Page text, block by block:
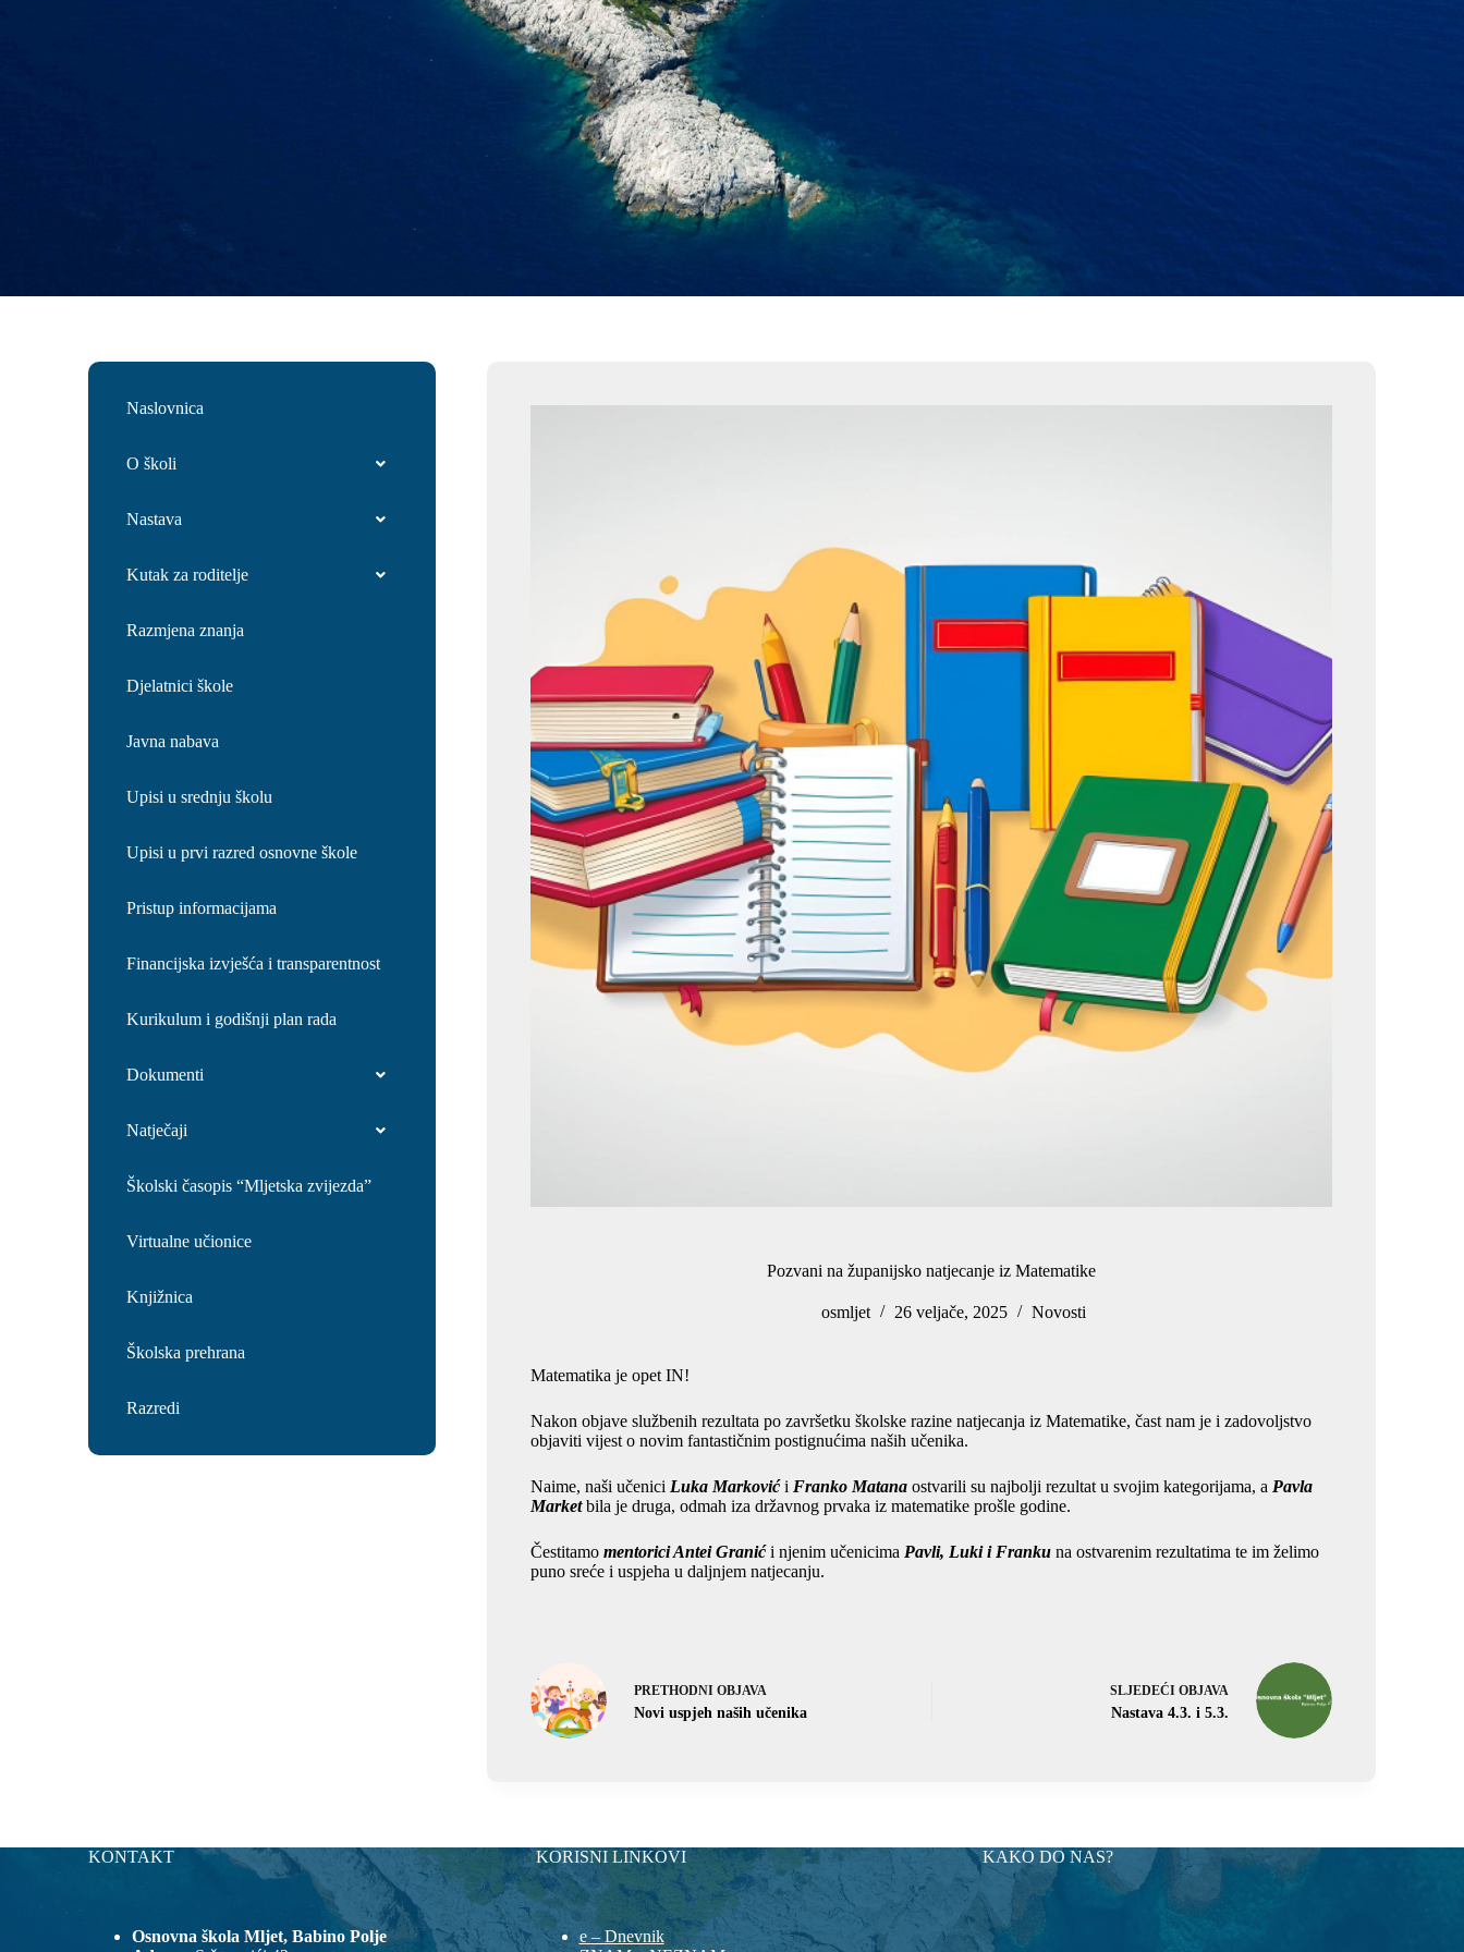
Pozvani na županijsko natjecanje iz Matematike
osmljet 26 veljače, 2025 Novosti
Matematika je opet IN!
Nakon objave službenih rezultata po završetku školske razine natjecanja iz Matematike, čast nam je i zadovoljstvo
objaviti vijest o novim fantastičnim postignućima naših učenika.
Naime, naši učenici Luka Markovići Franko Matana ostvarili su najbolji rezultat u svojim kategorijama, a Pavla
Marketbila je druga, odmah iza državnog prvaka iz matematike prošle godine.
Čestitamomentorici Antei Granići njenim učenicima Pavli, Luki i Franku na ostvarenim rezultatima te im želimo
puno sreće i uspjeha u daljnjem natjecanju.
PRETHODNIOBJAVA
Novi uspjeh naših učenika
SLJEDEĆIOBJAVA
Nastava 4.3. i 5.3.
Naslovnica
O školi
Nastava
Kutak za roditelje
Razmjena znanja
Djelatnici škole
Javna nabava
Upisi u srednju školu
Upisi u prvi razred osnovne škole
Pristup informacijama
Financijska izvješća i transparentnost
Kurikulum i godišnji plan rada
Dokumenti
Natječaji
Školski časopis “Mljetska zvijezda”
Virtualne učionice
Knjižnica
Školska prehrana
Razredi
KONTAKT
Osnovna škola Mljet, Babino Polje
KORISNI LINKOVI
e – Dnevnik
KAKO DO NAS?